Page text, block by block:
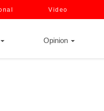
Video
Opinion